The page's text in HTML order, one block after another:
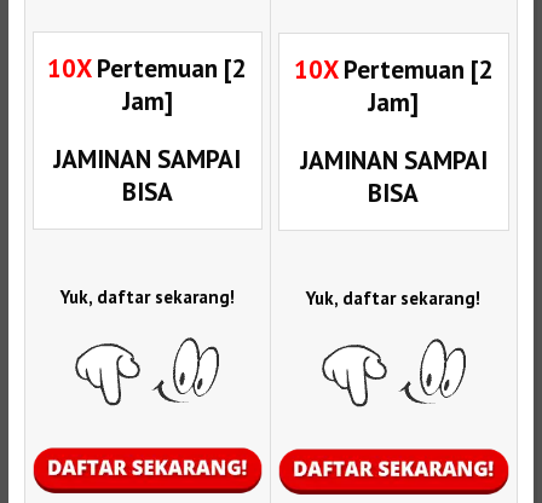
10XPertemuan [2
Jam]
JAMINAN SAMPAI
BISA
Yuk, daftar sekarang!
10XPertemuan [2
Jam]
JAMINAN SAMPAI
BISA
Yuk, daftar sekarang!